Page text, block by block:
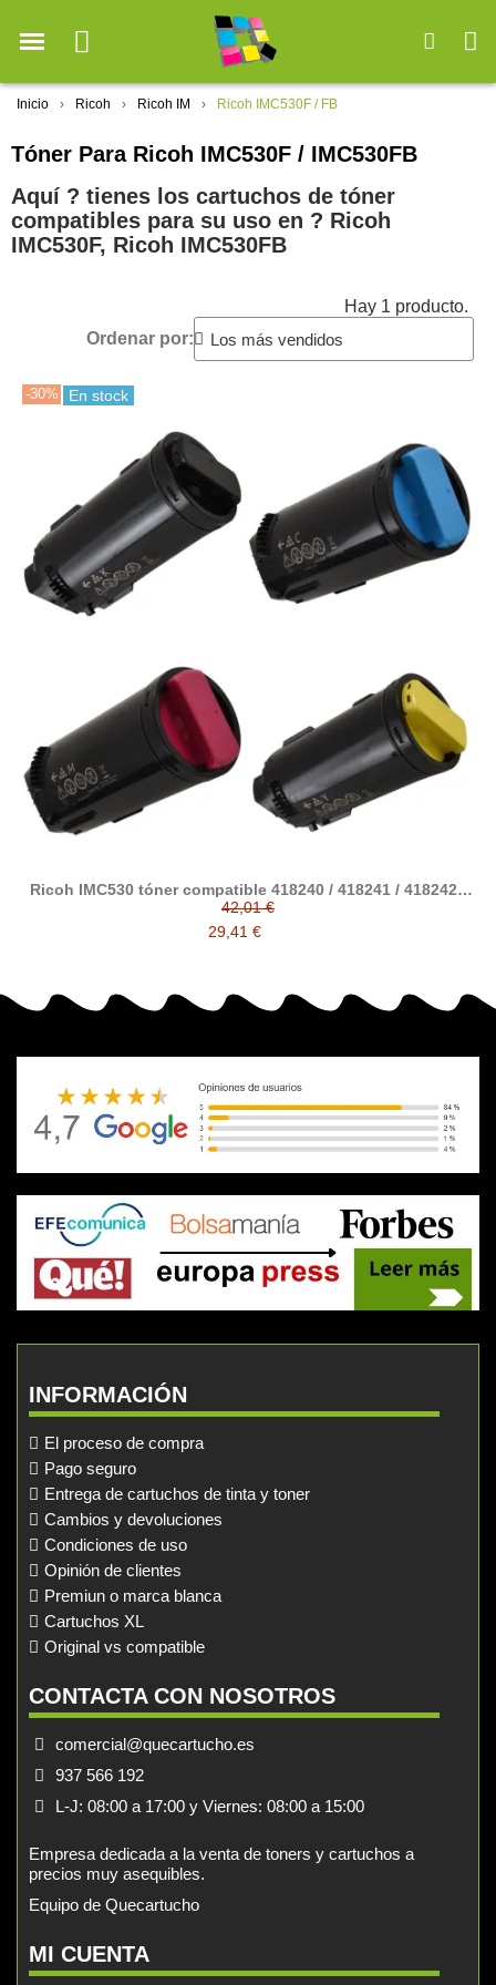
Inicio Ricoh Ricoh IM Ricoh IMC530F / FB
Tóner Para Ricoh IMC530F / IMC530FB
Aquí ? tienes los cartuchos de tóner
compatibles para su uso en ?️ Ricoh
IMC530F, Ricoh IMC530FB
Hay 1 producto.
Ordenar por:
-30% En stock
Ricoh IMC530 tóner compatible 418240 / 418241 / 418242 /
418243
42,01 €
29,41 €
INFORMACIÓN
El proceso de compra
Pago seguro
Entrega de cartuchos de tinta y toner
Cambios y devoluciones
Condiciones de uso
Opinión de clientes
Premiun o marca blanca
Cartuchos XL
Original vs compatible
CONTACTA CON NOSOTROS
comercial@quecartucho.es
937 566 192
L-J: 08:00 a 17:00 y Viernes: 08:00 a 15:00
Empresa dedicada a la venta de toners y cartuchos a
precios muy asequibles.
Equipo de Quecartucho
MI CUENTA